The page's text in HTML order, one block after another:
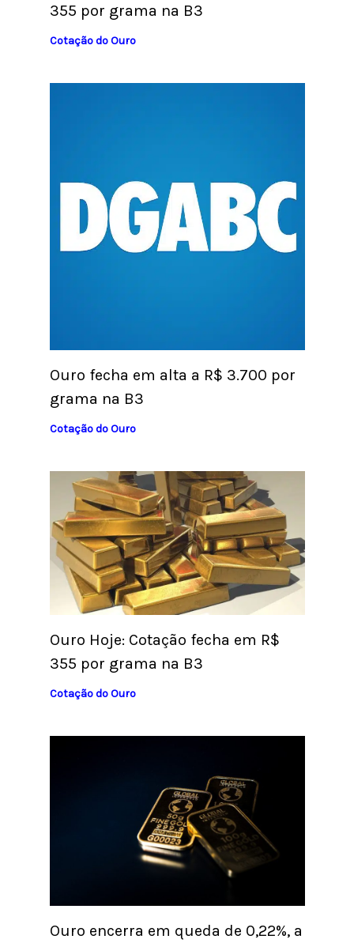
355 por grama na B3
Cotação do Ouro
Ouro fecha em alta a R$ 3.700 por
grama na B3
Cotação do Ouro
Ouro Hoje: Cotação fecha em R$
355 por grama na B3
Cotação do Ouro
Ouro encerra em queda de 0,22%, a